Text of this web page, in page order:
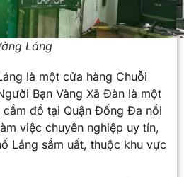
Láng
là một cửa hàng Chuỗi
Bạn Vàng Xã Đàn là một
đồ tại Quận Đống Đa nổi
việc chuyên nghiệp uy tín,
Láng sầm uất, thuộc khu vực